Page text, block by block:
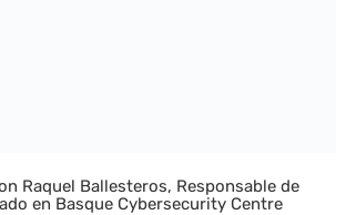
Raquel Ballesteros, Responsable de
en Basque Cybersecurity Centre